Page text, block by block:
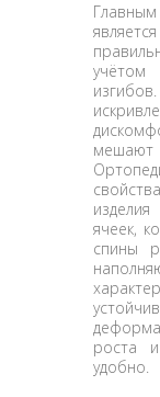
мешают
ячеек,
спины
роста
удобно.